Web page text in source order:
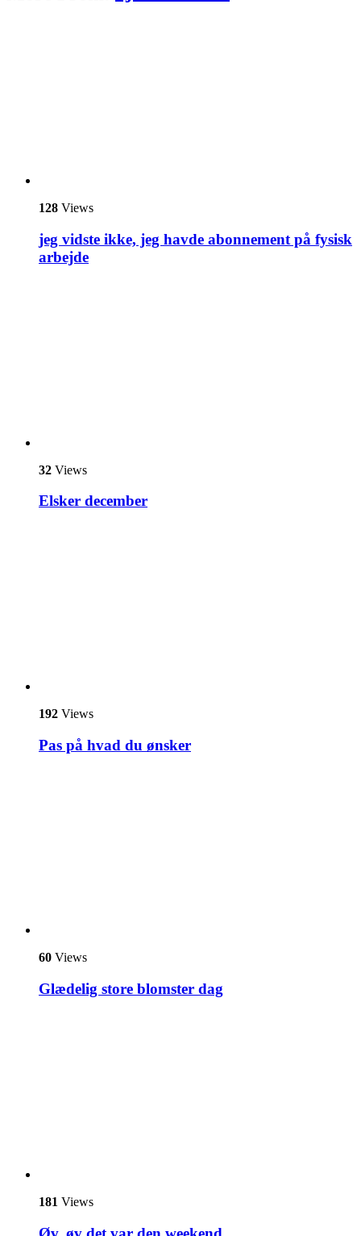
128 Views
jeg vidste ikke, jeg havde abonnement på fysisk
arbejde
32 Views
Elsker december
192 Views
Pas på hvad du ønsker
60 Views
Glædelig store blomster dag
181 Views